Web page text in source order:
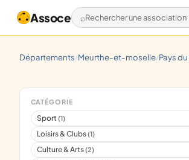
Assoce Rechercher une
départements/ meurthe-et-moselle/ pays
CATÉGORIE
Sport(1)
Loisirs & Clubs(1)
Culture & Arts(2)